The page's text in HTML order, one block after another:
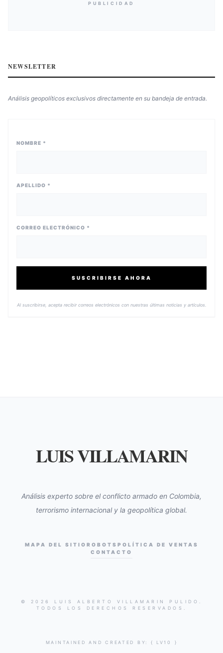
PUBLICIDAD
NEWSLETTER
Análisis geopolíticos exclusivos directamente en su bandeja de entrada.
NOMBRE *
APELLIDO *
CORREO ELECTRÓNICO *
SUSCRIBIRSE AHORA
Al suscribirse, acepta recibir correos electrónicos con nuestras últimas noticias y artículos.
LUIS VILLAMARIN
Análisis experto sobre el conflicto armado en Colombia,
terrorismo internacional y la geopolítica global.
MAPA DEL SITIO ROBOTS POLÍTICA DE VENTAS
CONTACTO
© 2026 LUIS ALBERTO VILLAMARIN PULIDO.
TODOS LOS DERECHOS RESERVADOS.
MAINTAINED AND CREATED BY: { LV10 }